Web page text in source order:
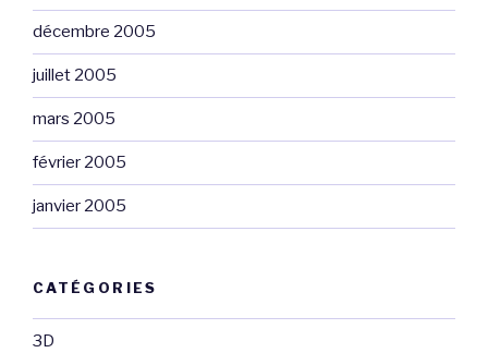
décembre 2005
juillet 2005
mars 2005
février 2005
janvier 2005
CATÉGORIES
3D